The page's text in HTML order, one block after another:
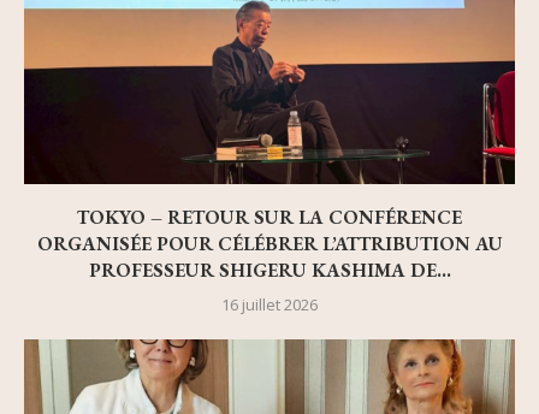
TOKYO – RETOUR SUR LA CONFÉRENCE
ORGANISÉE POUR CÉLÉBRER L’ATTRIBUTION AU
PROFESSEUR SHIGERU KASHIMA DE...
16 juillet 2026